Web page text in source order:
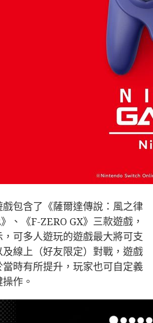
含了《薩爾達傳說：風之律
、《F-ZERO GX》三款遊戲，
，可多人遊玩的遊戲最大將可支
線上（好友限定）對戰，遊戲
時有所提升，玩家也可自定義
作。